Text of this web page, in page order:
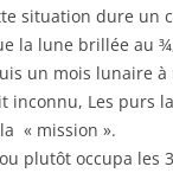
situation dure un
la lune brillée au
un mois lunaire
inconnu, Les purs
« mission ».
plutôt occupa les